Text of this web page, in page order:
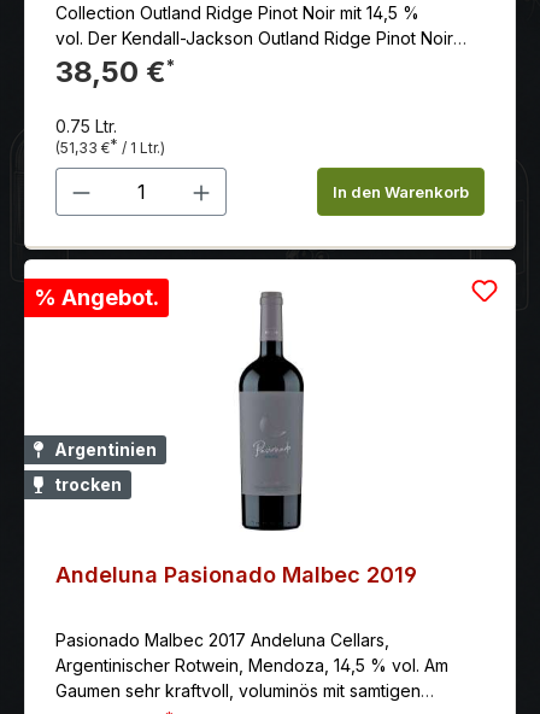
Collection Outland Ridge Pinot Noir mit 14,5 %
vol. Der Kendall-Jackson Outland Ridge Pinot Noir
Rotwein besticht durch intensive Aromen von
Schwarzkirsche und Pflaume, untermalt von
kalifornische Pinot Noir klingt mit Vanillearomen und
seidig-weichen Tanninen aus.
38,50 €*
0.75 Ltr.
(51,33 €* / 1 Ltr.)
Produkt Anzahl: Gib denIn den Warenkorb
% Angebot.
Argentinien
trocken
Andeluna Pasionado Malbec 2019
Pasionado Malbec 2017 Andeluna Cellars,
Argentinischer Rotwein, Mendoza, 14,5 % vol. Am
Gaumen sehr kraftvoll, voluminös mit samtigen